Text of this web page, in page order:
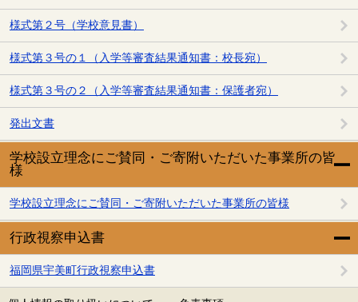
様式第２号（学校意見書）
様式第３号の１（入学等審査結果通知書：校長宛）
様式第３号の２（入学等審査結果通知書：保護者宛）
発出文書
学校設立理念にご賛同・ご寄附いただいた事業所の皆
様
学校設立理念にご賛同・ご寄附いただいた事業所の皆様
行政視察申込書
福岡県宇美町行政視察申込書